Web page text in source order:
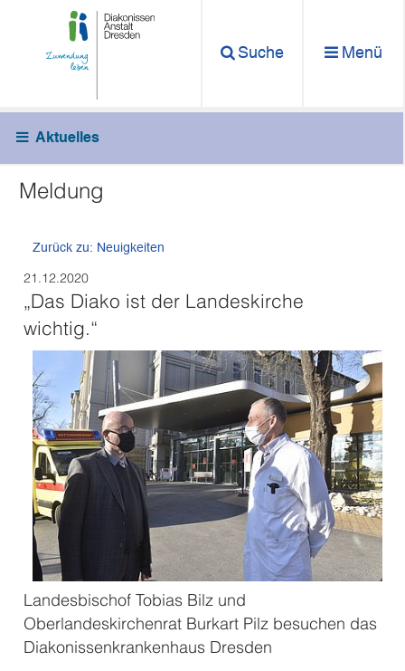
Suche Menü
Aktuelles
Meldung
Zurück zu: Neuigkeiten
21.12.2020
„Das Diako ist der Landeskirche
wichtig.“
Landesbischof Tobias Bilz und
Oberlandeskirchenrat Burkart Pilz besuchen das
Diakonissenkrankenhaus Dresden